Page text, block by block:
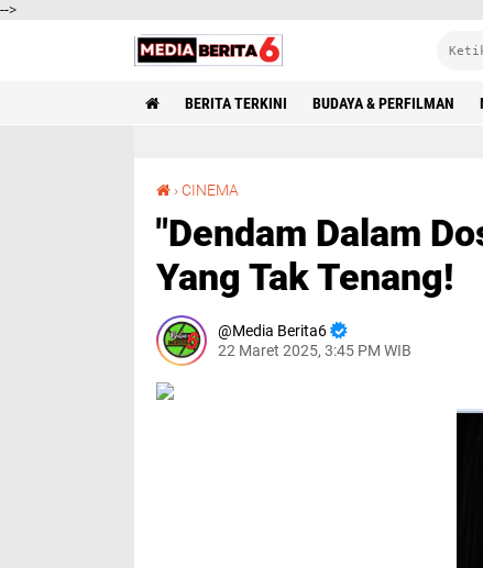
-->
BERITA TERKINI BUDAYA & PERFILMAN
› CINEMA
"Dendam Dalam
Yang Tak Tenang!
Media Berita6
22 Maret 2025, 3:45 PM WIB